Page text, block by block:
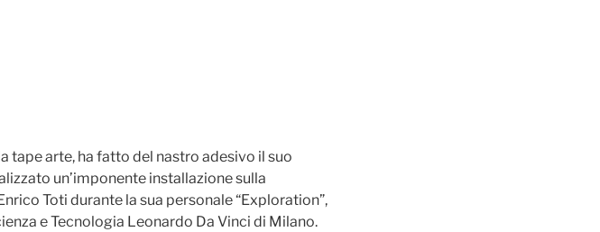
tape arte, ha fatto del nastro adesivo il suo
un’imponente installazione sulla
Toti durante la sua personale “Exploration”,
e Tecnologia Leonardo Da Vinci di Milano.